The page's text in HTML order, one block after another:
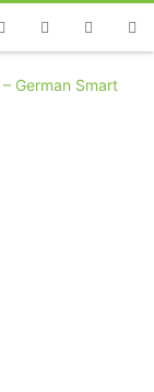
InstagramLinkedin